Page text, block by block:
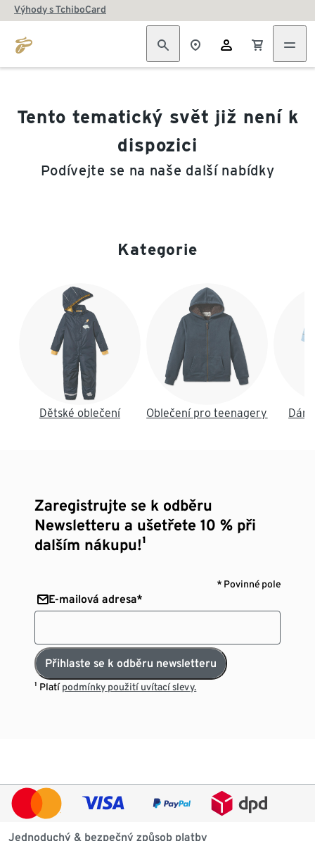
Výhody s TchiboCard
Tento tematický svět již není k
dispozici
Podívejte se na naše další nabídky
Kategorie
Dětské oblečení Oblečení pro teenagery
Zaregistrujte se k odběru
Newsletteru a ušetřete 10 % při
dalším nákupu!¹
* Povinné pole
E-mailová adresa*
Přihlaste se k odběru newsletteru
¹ Platípodmínky použití uvítací slevy.
Jednoduchý & bezpečný způsob platby